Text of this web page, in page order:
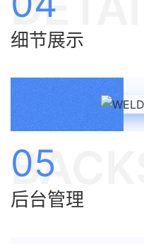
细节展示
05
后台管理